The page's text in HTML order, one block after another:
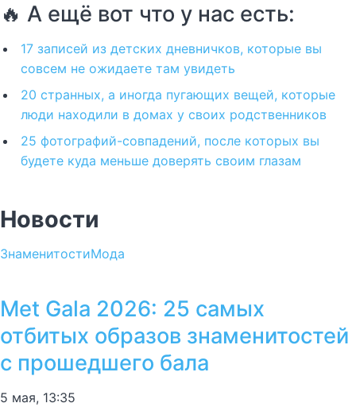
🔥 А ещё вот что у нас есть:
17 записей из детских дневничков, которые вы
совсем не ожидаете там увидеть
20 странных, а иногда пугающих вещей, которые
люди находили в домах у своих родственников
25 фотографий-совпадений, после которых вы
будете куда меньше доверять своим глазам
Новости
ЗнаменитостиМода
Met Gala 2026: 25 самых
отбитых образов знаменитостей
с прошедшего бала
5 мая, 13:35